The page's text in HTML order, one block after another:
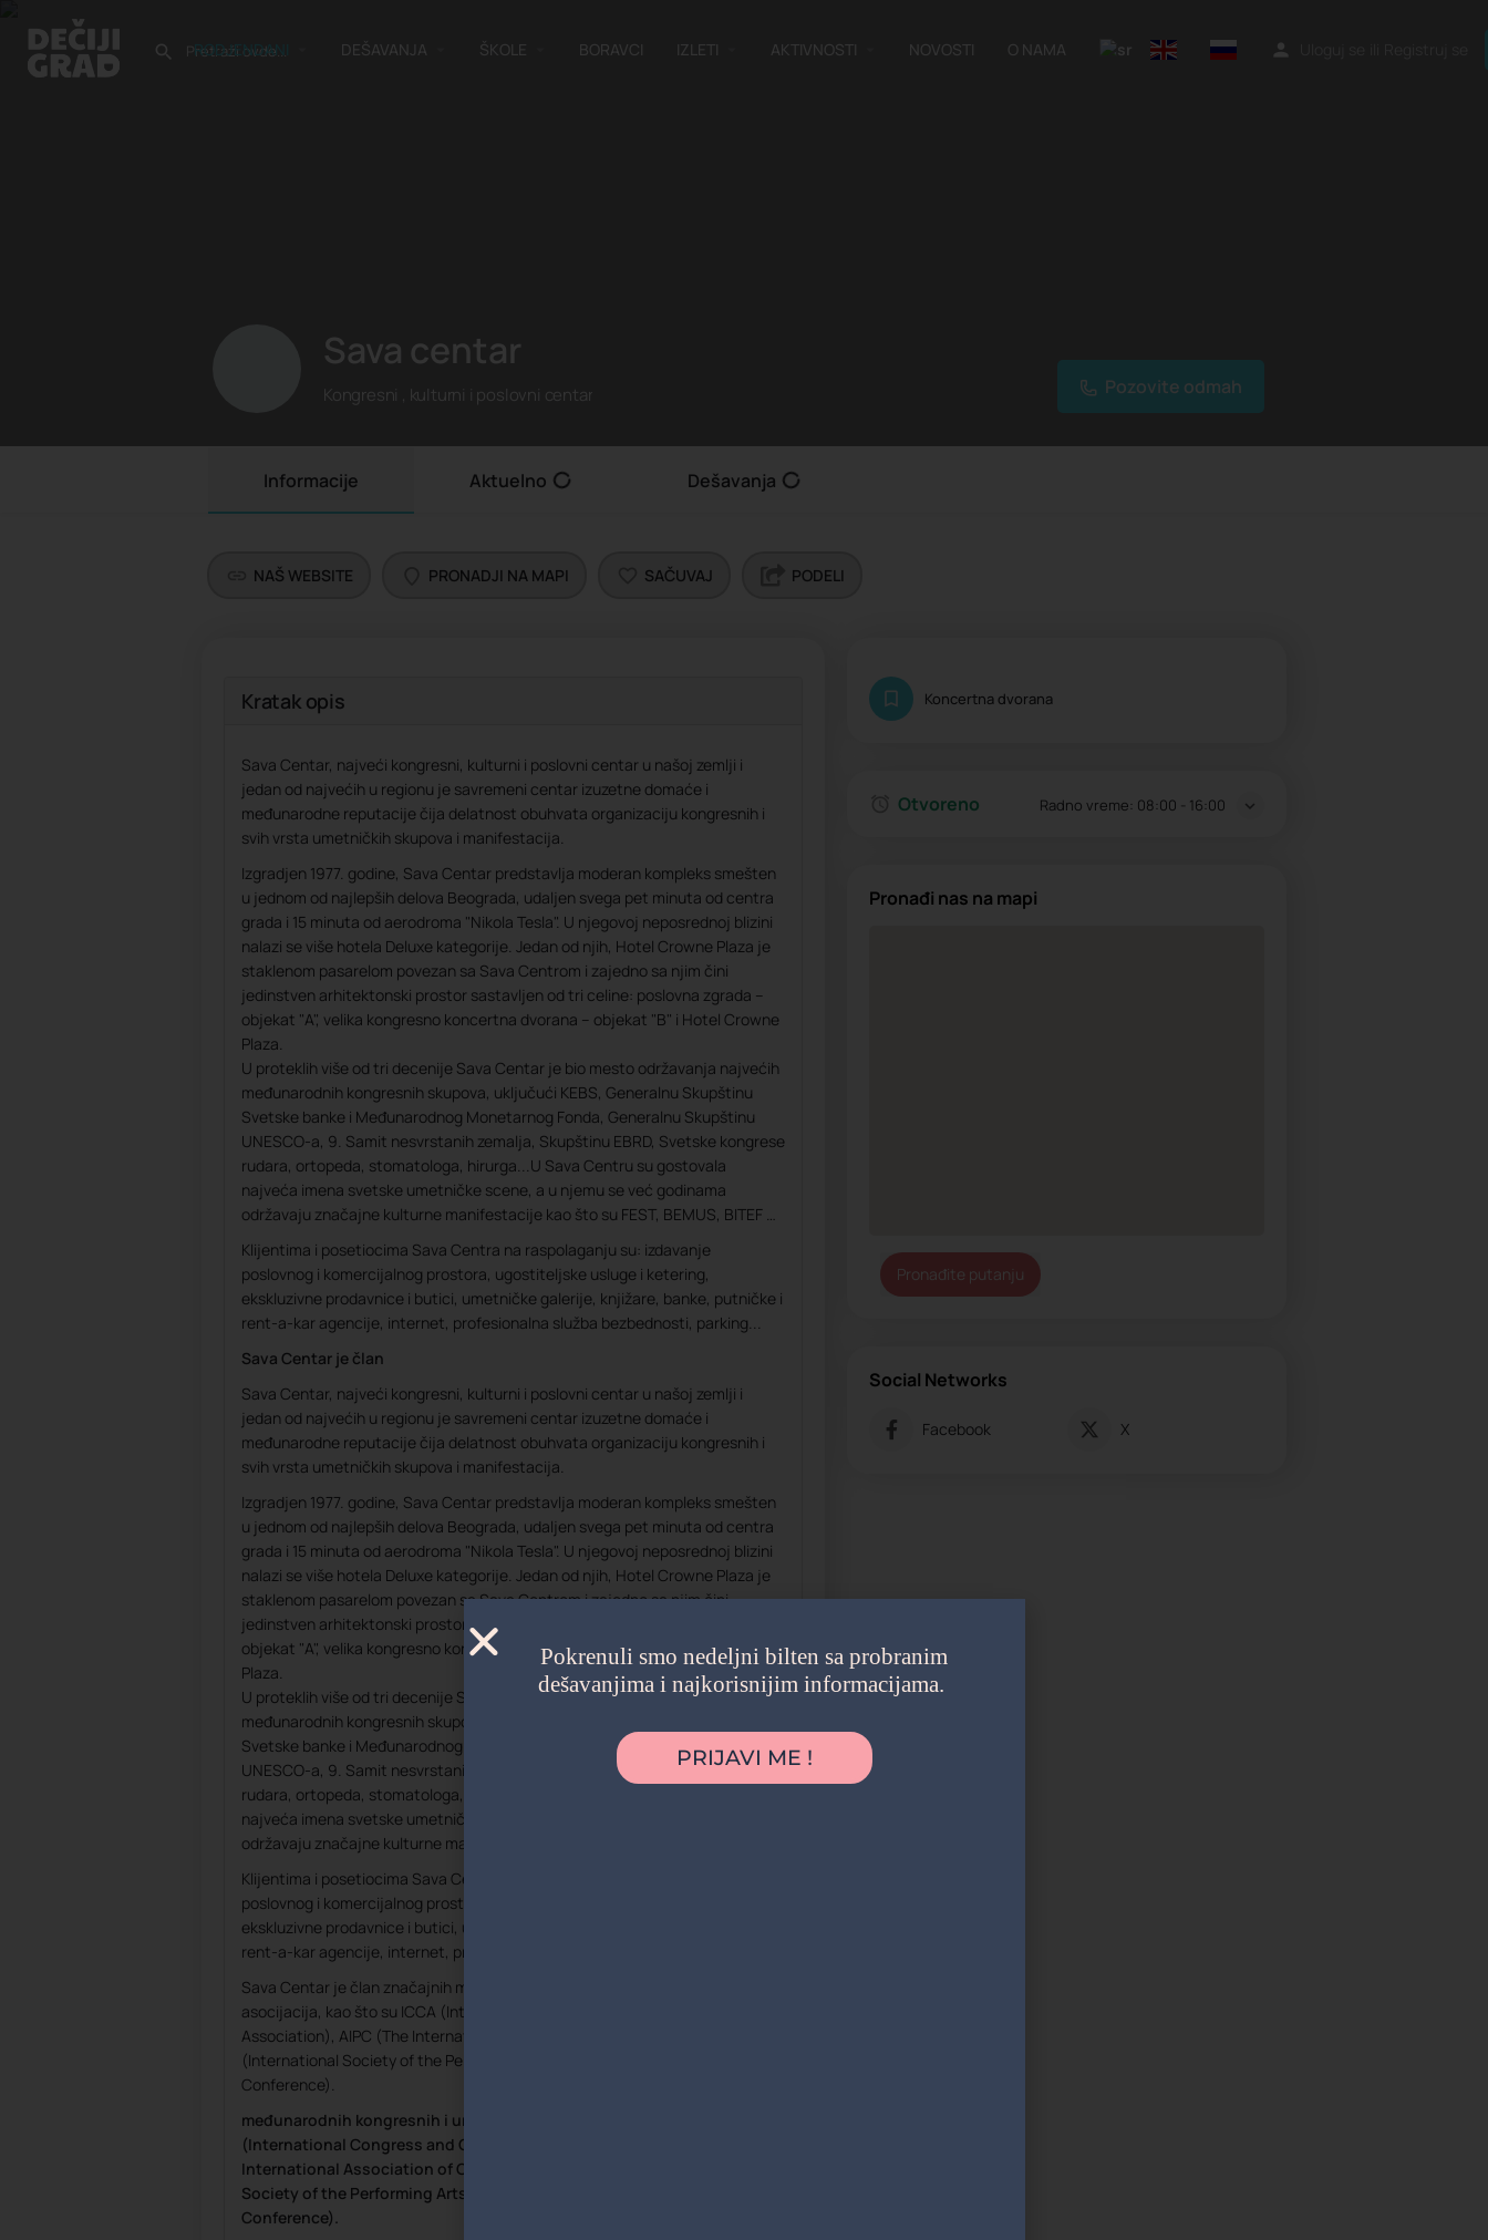
RODJENDANI DEŠAVANJA ŠKOLE BORAVCI IZLETI AKTIVNOSTI NOVOSTI O NAMA
Sava centar
Kongresni , kulturni i poslovni centar Pozovite odmah
Informacije Aktuelno Dešavanja
NAŠ WEBSITE PRONADJI NA MAPI SAČUVAJ PODELI
Kratak opis
Sava Centar, najveći kongresni, kulturni i poslovni centar u našoj zemlji i
jedan od najvećih u regionu je savremeni centar izuzetne domaće i
međunarodne reputacije čija delatnost obuhvata organizaciju kongresnih i
svih vrsta umetničkih skupova i manifestacija.
Izgradjen 1977. godine, Sava Centar predstavlja moderan kompleks smešten
u jednom od najlepših delova Beograda, udaljen svega pet minuta od centra
grada i 15 minuta od aerodroma "Nikola Tesla". U njegovoj neposrednoj blizini
nalazi se više hotela Deluxe kategorije. Jedan od njih, Hotel Crowne Plaza je
staklenom pasarelom povezan sa Sava Centrom i zajedno sa njim čini
jedinstven arhitektonski prostor sastavljen od tri celine: poslovna zgrada –
objekat "A", velika kongresno koncertna dvorana – objekat "B" i Hotel Crowne
Plaza.
U proteklih više od tri decenije Sava Centar je bio mesto održavanja najvećih
međunarodnih kongresnih skupova, uključući KEBS, Generalnu Skupštinu
Svetske banke i Međunarodnog Monetarnog Fonda, Generalnu Skupštinu
UNESCO-a, 9. Samit nesvrstanih zemalja, Skupštinu EBRD, Svetske kongrese
rudara, ortopeda, stomatologa, hirurga...U Sava Centru su gostovala
najveća imena svetske umetničke scene, a u njemu se već godinama
održavaju značajne kulturne manifestacije kao što su FEST, BEMUS, BITEF …
Klijentima i posetiocima Sava Centra na raspolaganju su: izdavanje
poslovnog i komercijalnog prostora, ugostiteljske usluge i ketering,
ekskluzivne prodavnice i butici, umetničke galerije, knjižare, banke, putničke i
rent-a-kar agencije, internet, profesionalna služba bezbednosti, parking...
Sava Centar je član
Sava Centar, najveći kongresni, kulturni i poslovni centar u našoj zemlji i
jedan od najvećih u regionu je savremeni centar izuzetne domaće i
međunarodne reputacije čija delatnost obuhvata organizaciju kongresnih i
svih vrsta umetničkih skupova i manifestacija.
Izgradjen 1977. godine, Sava Centar predstavlja moderan kompleks smešten
u jednom od najlepših delova Beograda, udaljen svega pet minuta od centra
grada i 15 minuta od aerodroma "Nikola Tesla". U njegovoj neposrednoj blizini
nalazi se više hotela Deluxe kategorije. Jedan od njih, Hotel Crowne Plaza je
staklenom pasarelom povezan sa Sava Centrom i zajedno sa njim čini
jedinstven arhitektonski prostor sastavljen od tri celine: poslovna zgrada –
objekat "A", velika kongresno koncertna dvorana – objekat "B" i Hotel Crowne
Plaza.
U proteklih više od tri decenije Sava Centar je bio mesto održavanja najvećih
međunarodnih kongresnih skupova, uključući KEBS, Generalnu Skupštinu
Svetske banke i Međunarodnog Monetarnog Fonda, Generalnu Skupštinu
UNESCO-a, 9. Samit nesvrstanih zemalja, Skupštinu EBRD, Svetske kongrese
rudara, ortopeda, stomatologa, hirurga...U Sava Centru su gostovala
najveća imena svetske umetničke scene, a u njemu se već godinama
održavaju značajne kulturne manifestacije kao što su FEST, BEMUS, BITEF …
Klijentima i posetiocima Sava Centra na raspolaganju su: izdavanje
poslovnog i komercijalnog prostora, ugostiteljske usluge i ketering,
ekskluzivne prodavnice i butici, umetničke galerije, knjižare, banke, putničke i
rent-a-kar agencije, internet, profesionalna služba bezbednosti, parking...
Sava Centar je član značajnih međunarodnih kongresnih i umetničkih
asocijacija, kao što su ICCA (International Congress and Convention
Association), AIPC (The International Association of Congress Centres), ISPA
(International Society of the Performing Arts), ILMC (International Live Music
Conference).
međunarodnih kongresnih i umetničkih asocijacija, kao što su ICCA
(International Congress and Convention Association), AIPC (The
International Association of Congress Centres), ISPA (International
Society of the Performing Arts), ILMC (International Live Music
Conference).
Koncertna dvorana
Otvoreno Radno vreme: 08:00 - 16:00
Pronađi nas na mapi
Pronađite putanju
Social Networks
Facebook X
Pokrenuli smo nedeljni bilten sa probranim
dešavanjima i najkorisnijim informacijama.
PRIJAVI ME !